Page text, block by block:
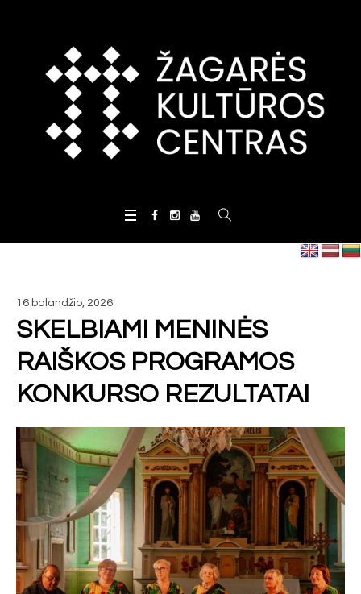
16 balandžio, 2026
SKELBIAMI MENINĖS
RAIŠKOS PROGRAMOS
KONKURSO REZULTATAI